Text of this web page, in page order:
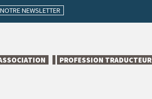
NEWSLETTER
PROFESSION TRADUCTEUR